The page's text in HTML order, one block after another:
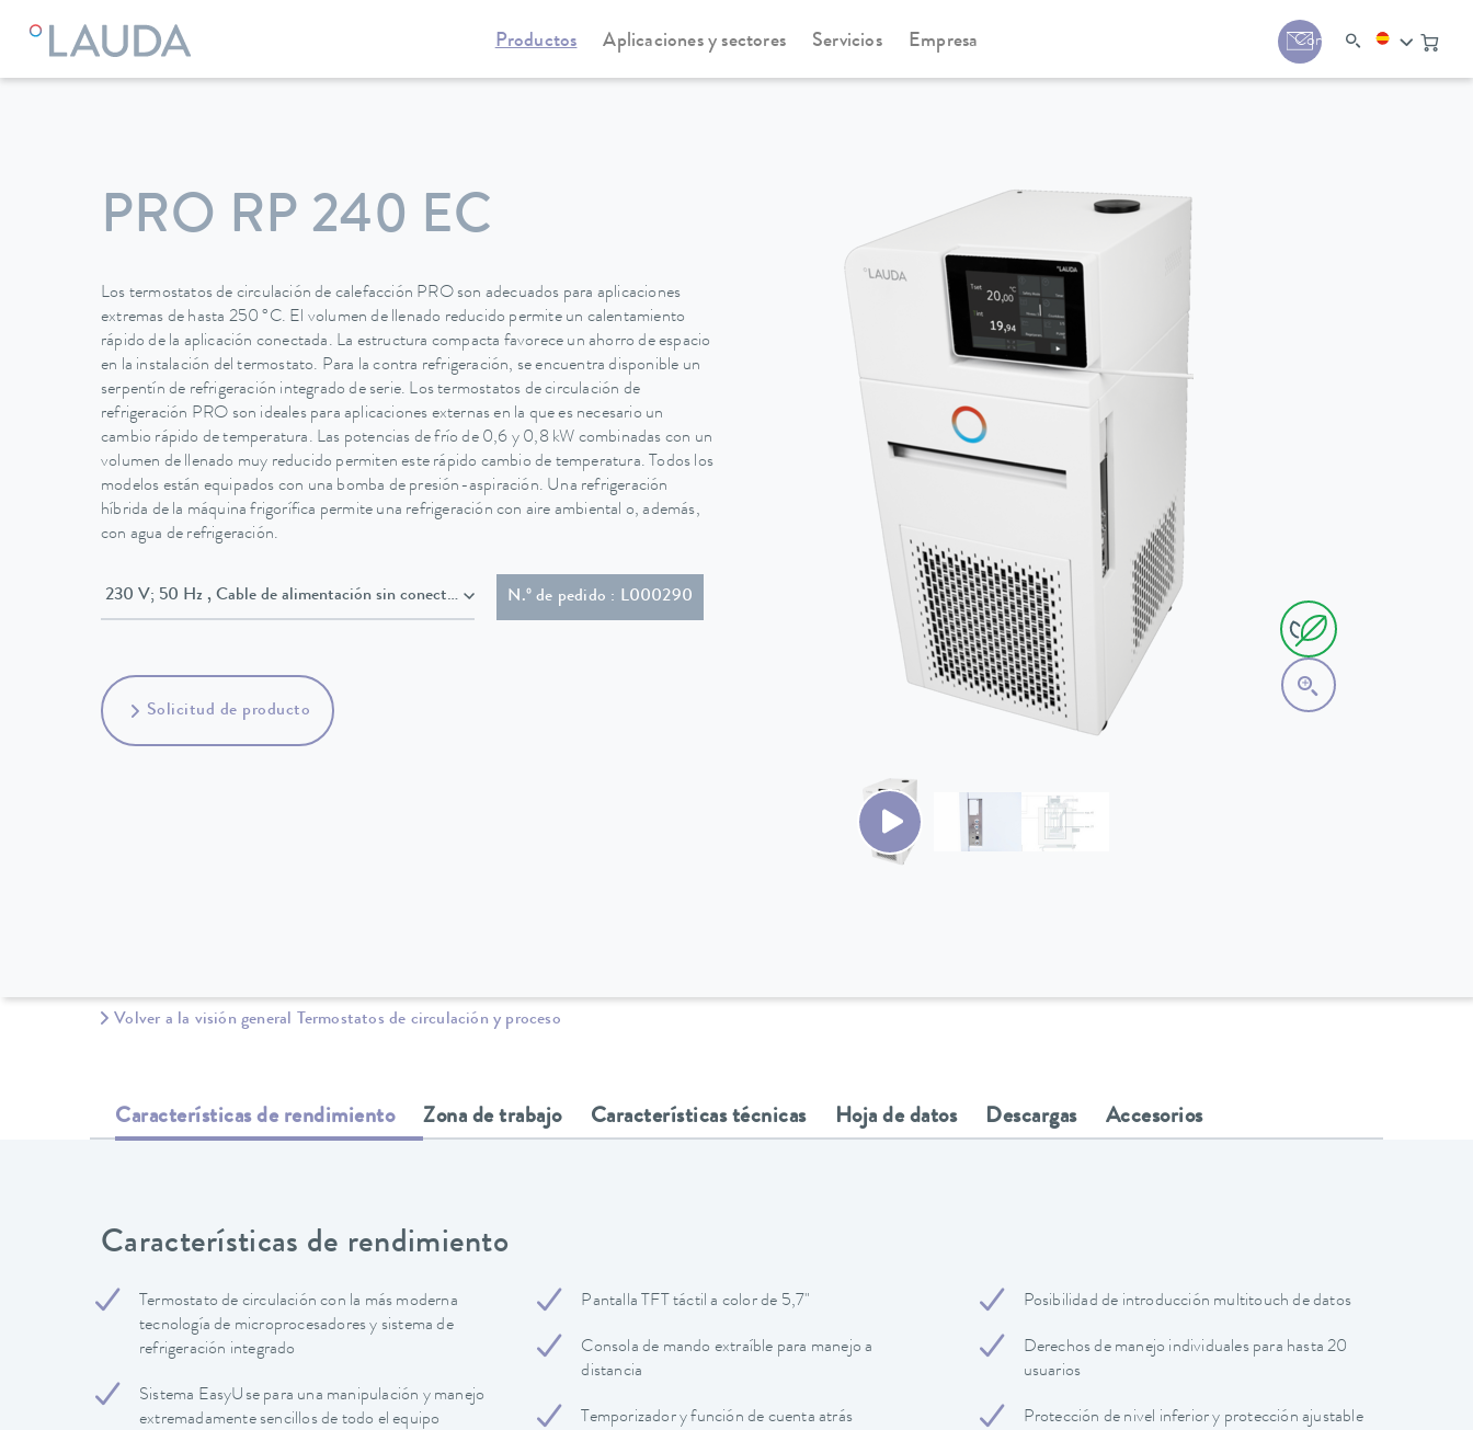
Productos Aplicaciones y sectores Servicios Empresa Contacto
LAUDA Equipos de termorregulación Termostatos de circulación y proceso PRO
PRO RP 240 EC
Los termostatos de circulación de calefacción PRO son adecuados para aplicaciones
extremas de hasta 250 °C. El volumen de llenado reducido permite un calentamiento
rápido de la aplicación conectada. La estructura compacta favorece un ahorro de espacio
en la instalación del termostato. Para la contra refrigeración, se encuentra disponible un
serpentín de refrigeración integrado de serie. Los termostatos de circulación de
refrigeración PRO son ideales para aplicaciones externas en la que es necesario un
cambio rápido de temperatura. Las potencias de frío de 0,6 y 0,8 kW combinadas con un
volumen de llenado muy reducido permiten este rápido cambio de temperatura. Todos los
modelos están equipados con una bomba de presión-aspiración. Una refrigeración
híbrida de la máquina frigorífica permite una refrigeración con aire ambiental o, además,
con agua de refrigeración.
230 V; 50 Hz , Cable de alimentación sin conector (HAR)N.º de pedido : L000290
Solicitud de producto
Volver a la visión general Termostatos de circulación y proceso
Características de rendimiento Zona de trabajo Características técnicas Hoja de datos Descargas Accesorios
Características de rendimiento
Termostato de circulación con la más moderna
tecnología de microprocesadores y sistema de
refrigeración integrado
Sistema EasyUse para una manipulación y manejo
extremadamente sencillos de todo el equipo
Pantalla TFT táctil a color de 5,7"
Consola de mando extraíble para manejo a
distancia
Temporizador y función de cuenta atrás
Posibilidad de introducción multitouch de datos
Derechos de manejo individuales para hasta 20
usuarios
Protección de nivel inferior y protección ajustable